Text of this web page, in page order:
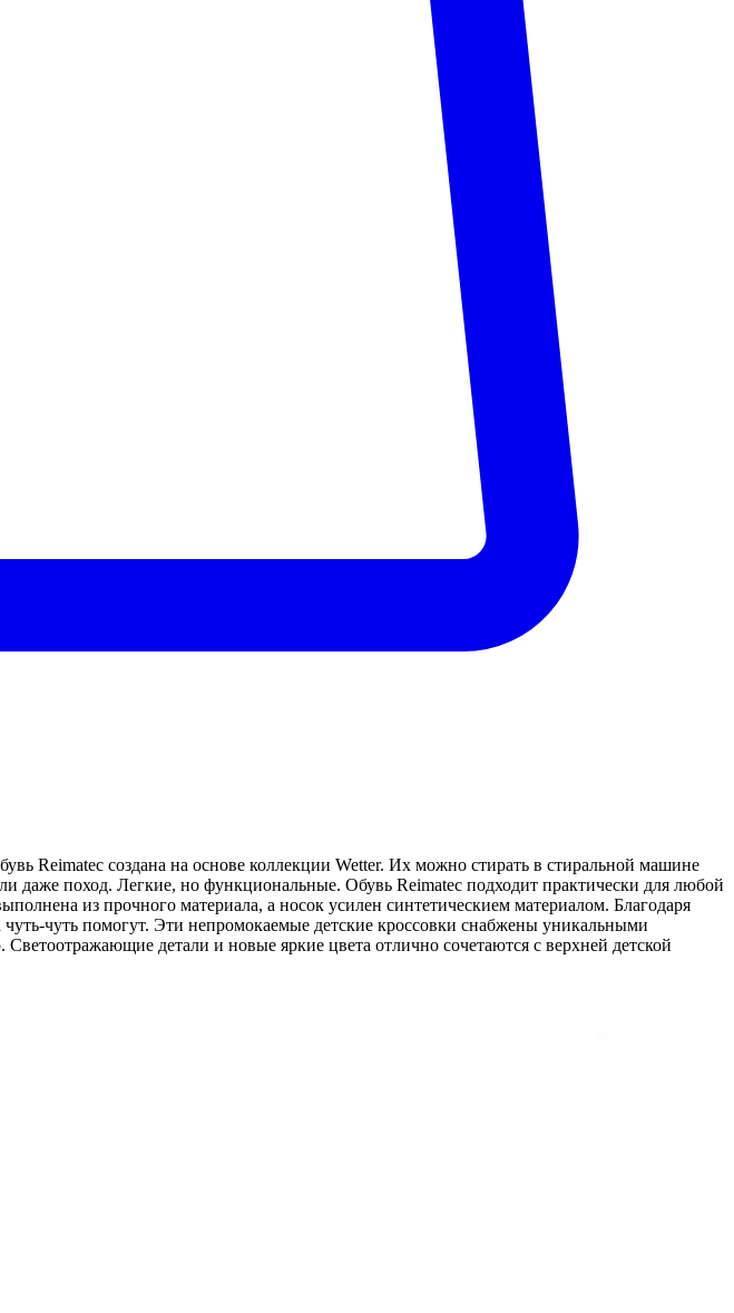
Reimatec создана на основе коллекции Wetter. Их можно стирать в стиральной машине
даже поход. Легкие, но функциональные. Обувь Reimatec подходит практически для любой
из прочного материала, а носок усилен синтетическием материалом. Благодаря
чуть помогут. Эти непромокаемые детские кроссовки снабжены уникальными
детали и новые яркие цвета отлично сочетаются с верхней детской